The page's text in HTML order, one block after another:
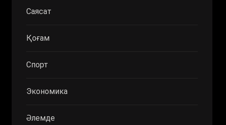
Саясат
Қоғам
Спорт
Экономика
Әлемде